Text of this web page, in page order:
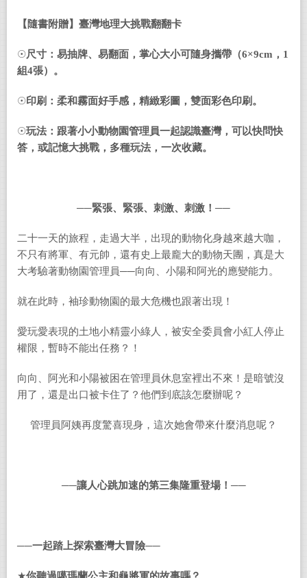
【隨書附贈】臺灣地理大挑戰翻翻卡
☉尺寸：易抽牌、易翻面，掌心大小可隨身攜帶（6×9cm ， 1
組4張）。
☉印刷：柔和霧面好手感，精緻彩圖，雙面彩色印刷。
☉玩法：跟著小小動物園管理員一起認識臺灣，可以快問快
答，或記憶大挑戰，多種玩法，一次收藏。
──緊張、緊張、刺激、刺激！──
二十一天的旅程，走過大半，出現的動物化身越來越大咖，
不只有將軍、有元帥，還有史上最龐大的動物天團，真是大
大考驗著動物園管理員──向向、小陽和阿光的應變能力。
就在此時，袖珍動物園的最大危機也跟著出現！
愛玩愛表現的土地小精靈小綠人，被安全委員會小紅人停止
權限，暫時不能出任務？！
向向、阿光和小陽被困在管理員休息室裡出不來！是暗號沒
用了，還是出口被卡住了？他們到底該怎麼辦呢？
管理員阿姨再度驚喜現身，這次她會帶來什麼消息呢？
──讓人心跳加速的第三集隆重登場！──
──一起踏上探索臺灣大冒險──